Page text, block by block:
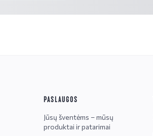
PASLAUGOS
Jūsų šventėms – mūsų
produktai ir patarimai